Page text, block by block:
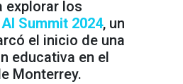
explorar los
AI Summit 2024, un
el inicio de una
educativa en el
Monterrey.